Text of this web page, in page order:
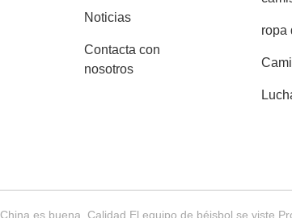
Noticias
Contacta con
nosotros
ropa
China es buena. Calidad El equipo de béisbol se viste